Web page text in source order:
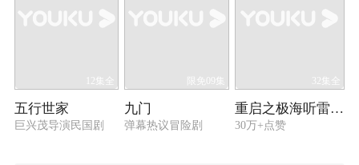
12集全
五行世家
巨兴茂导演民国剧
限免09集
九门
弹幕热议冒险剧
32集全
重启之极海听雷 第一季
30万+点赞